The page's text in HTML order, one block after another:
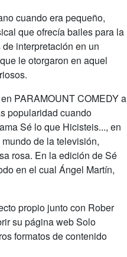
cuando era pequeño,
que ofrecía bailes para la
interpretación en un
le otorgaron en aquel
PARAMOUNT COMEDY a
popularidad cuando
Sé lo que Hicisteis..., en
de la televisión,
rosa. En la edición de Sé
en el cual Ángel Martín,
propio junto con Rober
su página web Solo
formatos de contenido